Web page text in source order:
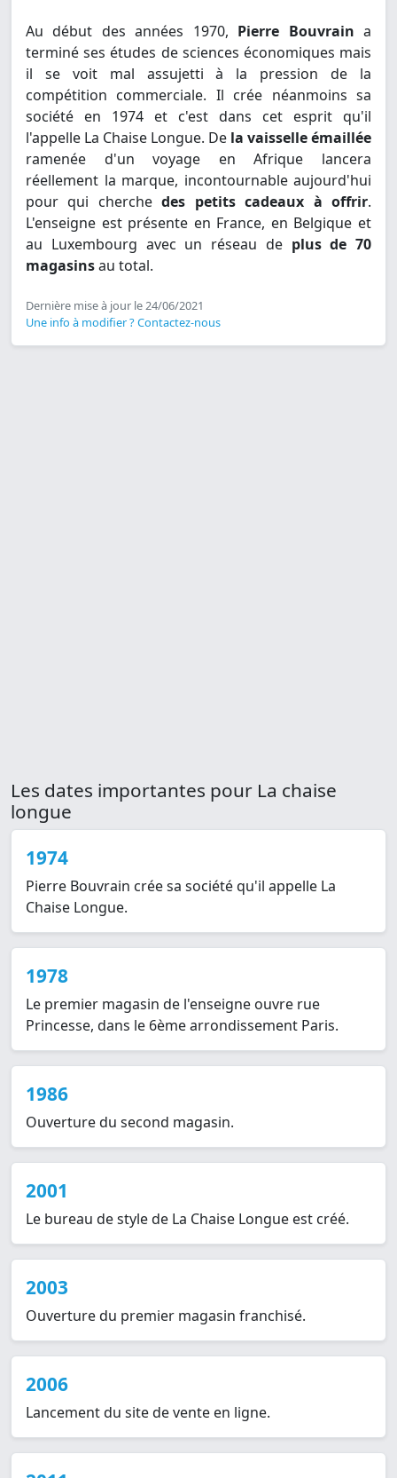
Au début des années 1970, Pierre Bouvrain a
terminé ses études de sciences économiques mais
il se voit mal assujetti à la pression de la
compétition commerciale. Il crée néanmoins sa
société en 1974 et c'est dans cet esprit qu'il
l'appelle La Chaise Longue. De la vaisselle émaillée
ramenée d'un voyage en Afrique lancera
réellement la marque, incontournable aujourd'hui
pour qui cherchedes petits cadeaux à offrir.
L'enseigne est présente en France, en Belgique et
au Luxembourg avec un réseau de plus de 70
magasinsau total.
Dernière mise à jour le 24/06/2021
Une info à modifier ? Contactez-nous
Les dates importantes pour La chaise
longue
1974
Pierre Bouvrain crée sa société qu'il appelle La
Chaise Longue.
1978
Le premier magasin de l'enseigne ouvre rue
Princesse, dans le 6ème arrondissement Paris.
1986
Ouverture du second magasin.
2001
Le bureau de style de La Chaise Longue est créé.
2003
Ouverture du premier magasin franchisé.
2006
Lancement du site de vente en ligne.